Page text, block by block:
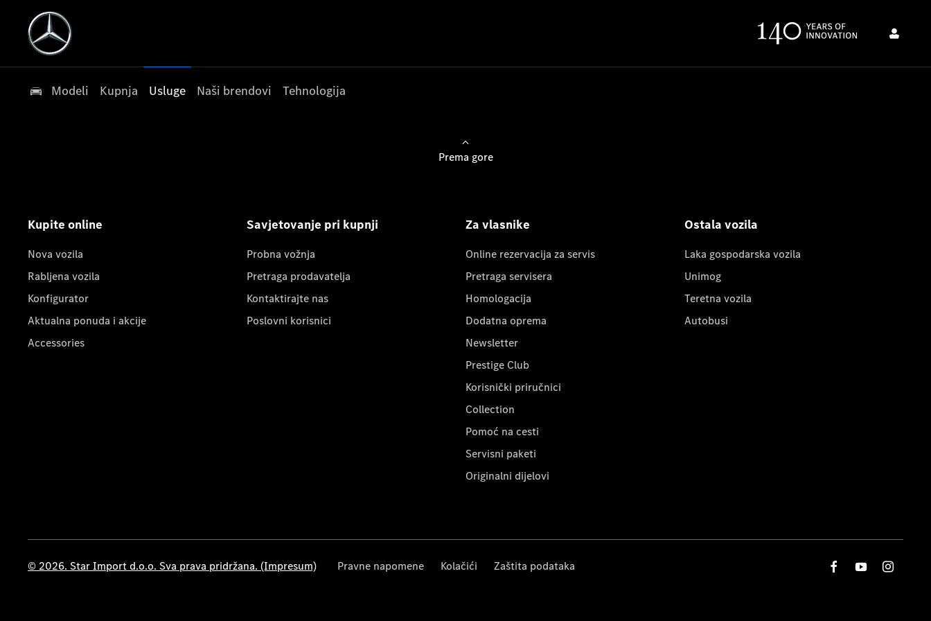
Modeli Kupnja Usluge Naši brendovi Tehnologija
Prema gore
Kupite online
Nova vozila
Rabljena vozila
Konfigurator
Aktualna ponuda i akcije
Accessories
Savjetovanje pri kupnji
Probna vožnja
Pretraga prodavatelja
Kontaktirajte nas
Poslovni korisnici
Za vlasnike
Online rezervacija za servis
Pretraga servisera
Homologacija
Dodatna oprema
Newsletter
Prestige Club
Korisnički priručnici
Collection
Pomoć na cesti
Servisni paketi
Originalni dijelovi
Ostala vozila
Laka gospodarska vozila
Unimog
Teretna vozila
Autobusi
© 2026. Star Import d.o.o. Sva prava pridržana. (Impresum) Pravne napomene Kolačići Zaštita podataka